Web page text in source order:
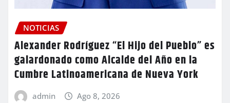
NOTICIAS
Alexander Rodríguez “El Hijo del Pueblo” es
galardonado como Alcalde del Año en la
Cumbre Latinoamericana de Nueva York
admin Ago 8, 2026